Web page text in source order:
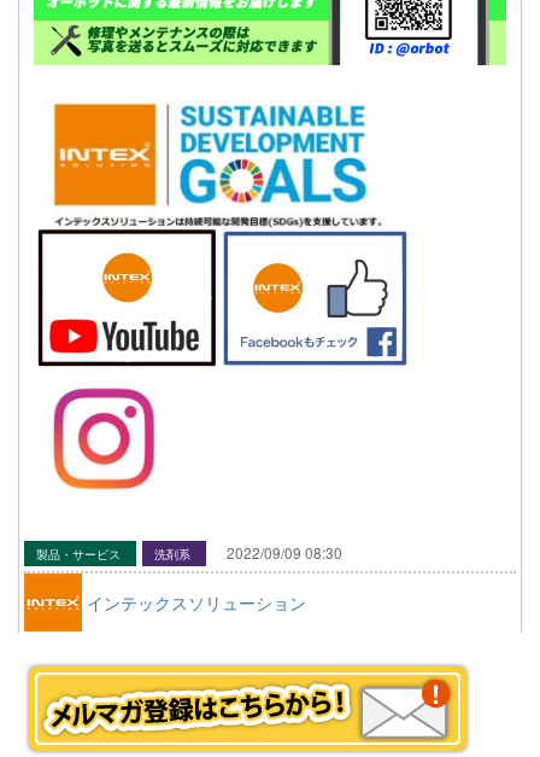
製品・サービス 洗剤系 2022/09/09 08:30
インテックスソリューション